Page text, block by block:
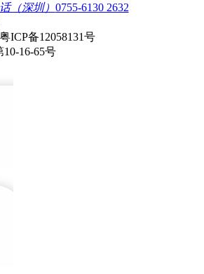
（深圳） 0755-6130 2632
ICP备12058131号
16-65号